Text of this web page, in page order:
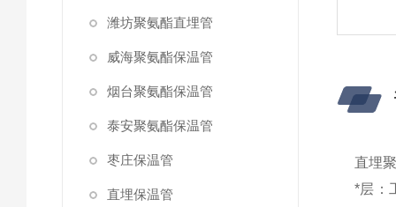
潍坊聚氨酯直埋管
威海聚氨酯保温管
烟台聚氨酯保温管
泰安聚氨酯保温管
枣庄保温管
直埋保温管
直埋
*层：